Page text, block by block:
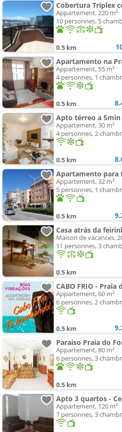
Appartement, 220 m²
10 personnes, 5
0.5 km
Apartamento na
Appartement, 55 m²
4 personnes, 1
0.5 km
Apto térreo a 5min
Appartement, 30 m²
4 personnes, 2
0.5 km
Apartamento para
Appartement, 32 m²
5 personnes, 1
0.5 km
Casa atrás da
Maison de vacances,
11 personnes, 3
0.5 km
Appartement, 60 m²
6 personnes, 2
0.5 km
Appartement, 80 m²
6 personnes, 3
0.5 km
Apto 3 quartos -
Appartement, 120 m²
7 personnes, 3